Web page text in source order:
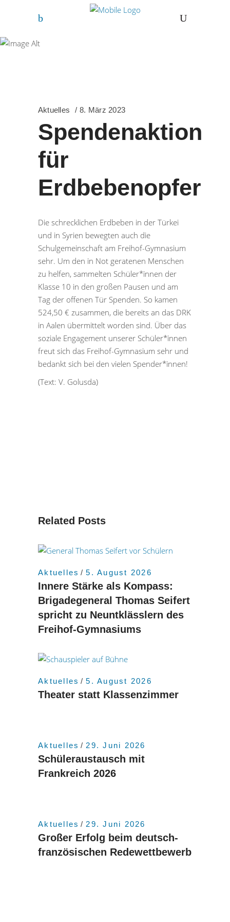
Göppingen
Aktuelles 8. März 2023
Spendenaktion
für
Erdbebenopfer
Die schrecklichen Erdbeben in der Türkei
und in Syrien bewegten auch die
Schulgemeinschaft am Freihof-Gymnasium
sehr. Um den in Not geratenen Menschen
zu helfen, sammelten Schüler*innen der
Klasse 10 in den großen Pausen und am
Tag der offenen Tür Spenden. So kamen
524,50 € zusammen, die bereits an das DRK
in Aalen übermittelt worden sind. Über das
soziale Engagement unserer Schüler*innen
freut sich das Freihof-Gymnasium sehr und
bedankt sich bei den vielen Spender*innen!
(Text: V. Golusda)
Related Posts
Aktuelles 5. August 2026
Innere Stärke als Kompass:
Brigadegeneral Thomas Seifert
spricht zu Neuntklässlern des
Freihof-Gymnasiums
Aktuelles 5. August 2026
Theater statt Klassenzimmer
Aktuelles 29. Juni 2026
Schüleraustausch mit
Frankreich 2026
Aktuelles 29. Juni 2026
Großer Erfolg beim deutsch-
französischen Redewettbewerb